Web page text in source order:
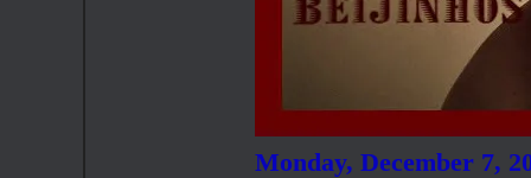
Monday, December 7,